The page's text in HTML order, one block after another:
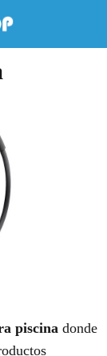
piscina donde